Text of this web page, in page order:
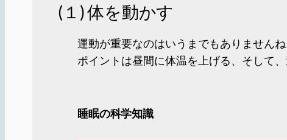
(１) 体を動かす
運動が重要なのはいうまでもありませんね
ポイントは昼間に体温を上げる、そして、
睡眠の科学知識